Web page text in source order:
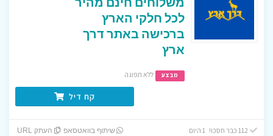
לכל חלקי הארץ
ברכישה באתר דרך
ארץ
מבצע ללא תפוגה
קח דיל
שיתוף בוואטסאפ העתק URL